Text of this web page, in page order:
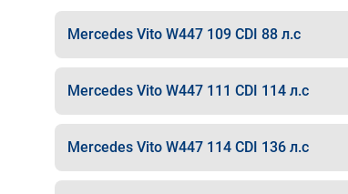
Mercedes Vito W447 109 CDI 88 л.с
Mercedes Vito W447 111 CDI 114 л.с
Mercedes Vito W447 114 CDI 136 л.с